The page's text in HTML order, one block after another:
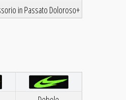
in Passato Doloroso+